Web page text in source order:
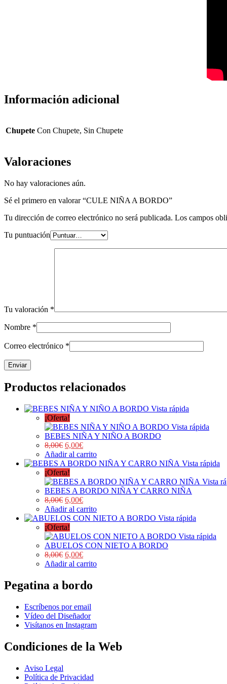
Información adicional
Chupete Con Chupete, Sin Chupete
Valoraciones
No hay valoraciones aún.
Sé el primero en valorar “CULE NIÑA A BORDO”
Tu dirección de correo electrónico no será publicada. Los campos
Tu puntuación
Tu valoración *
Nombre *
Correo electrónico *
Productos relacionados
Vista rápida
¡Oferta!
Vista rápida
BEBES NIÑA Y NIÑO A BORDO
8,00€ 6,00€
Añadir al carrito
Vista rápida
¡Oferta!
Vista
BEBES A BORDO NIÑA Y CARRO NIÑA
8,00€ 6,00€
Añadir al carrito
Vista rápida
¡Oferta!
Vista rápida
ABUELOS CON NIETO A BORDO
8,00€ 6,00€
Añadir al carrito
Pegatina a bordo
Escríbenos por email
Vídeo del Diseñador
Visítanos en Instagram
Condiciones de la Web
Aviso Legal
Política de Privacidad